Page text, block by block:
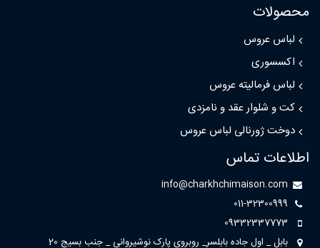
محصولات
لباس عروس
اکسسوری
لباس فرمالیته عروس
کت و شلوار عقد و نامزدی
دوخت ژورنالی لباس عروس
اطلاعات تماس
info@charkhchimaison.com
011-32300999
09332337773
بابل _ اول جاده بابلسر_ روبروی پارک نوشیروانی _ جنب بسیج 20